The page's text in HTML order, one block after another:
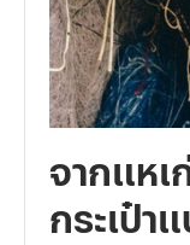
จากแหเ
กระเป๋า